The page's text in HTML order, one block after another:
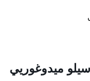
ميدوغوريي